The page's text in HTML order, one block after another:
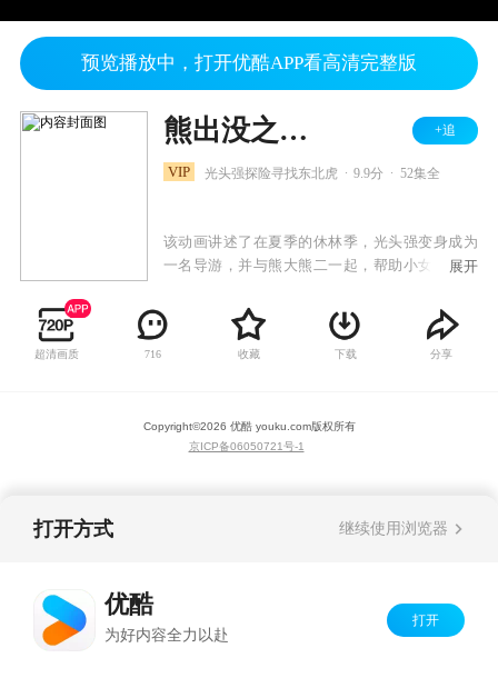
预览播放中，打开优酷APP看高清完整版
熊出没之探险日记 +追
VIP 光头强探险寻找东北虎 9.9分 52集全
该动画讲述了在夏季的休林季，光头强变身成为
一名导游，并与熊大熊二一起，帮助小女孩赵琳
虎的探险路上，他们走过美丽神秘的森林、奇妙
的地下世界、缤纷的雪山世界……他们不仅面临
自然生存的考验，还要与盗猎者反派斗智斗勇、
展开
超清画质 716 收藏 下载 分享
Copyright©2026 优酷 youku.com版权所有
京ICP备06050721号-1
打开方式 继续使用浏览器
优酷
为好内容全力以赴
打开